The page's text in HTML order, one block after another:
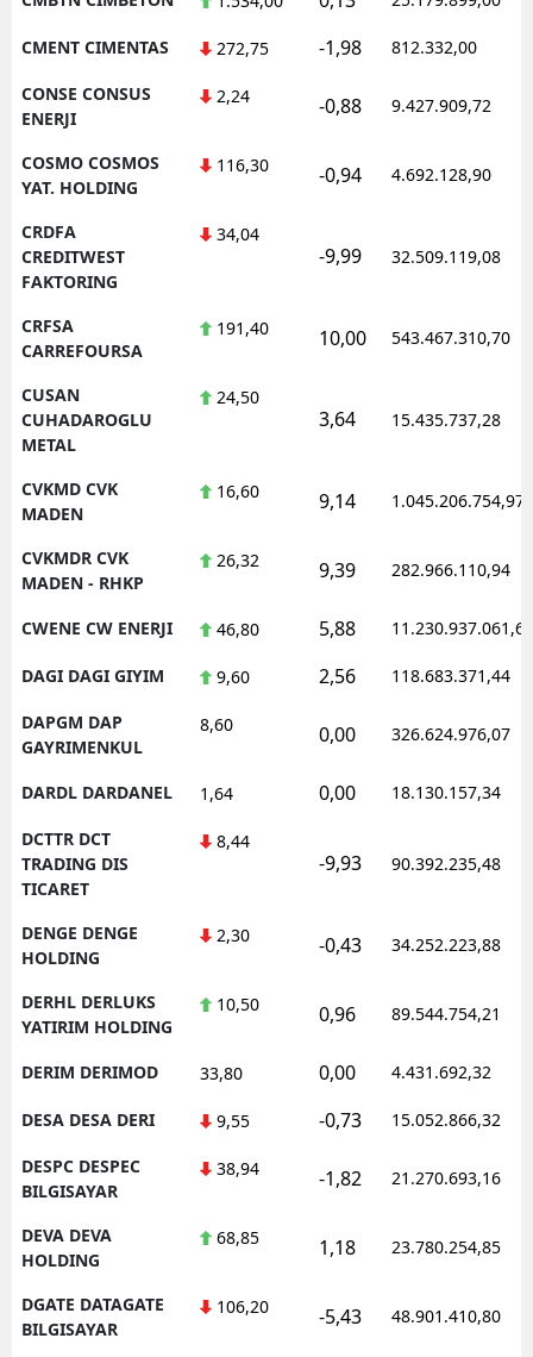
CMENT CIMENTAS 272,75 -1,98 812.332,00
CONSE CONSUS
ENERJI
2,24 -0,88 9.427.909,72
COSMO COSMOS
YAT. HOLDING
116,30 -0,94 4.692.128,90
CRDFA
CREDITWEST
FAKTORING
34,04
-9,99 32.509.119,08
CRFSA
CARREFOURSA
191,40 10,00 543.467.310,70
CUSAN
CUHADAROGLU
METAL
24,50
3,64 15.435.737,28
CVKMD CVK
MADEN
16,60 9,14 1.045.206.754,97
CVKMDR CVK
MADEN - RHKP
26,32 9,39 282.966.110,94
CWENE CW ENERJI 46,80 5,88 11.230.937.061,62
DAGI DAGI GIYIM 9,60 2,56 118.683.371,44
DAPGM DAP
GAYRIMENKUL
8,60 0,00 326.624.976,07
DARDL DARDANEL 1,64 0,00 18.130.157,34
DCTTR DCT
TRADING DIS
TICARET
8,44
-9,93 90.392.235,48
DENGE DENGE
HOLDING
2,30 -0,43 34.252.223,88
DERHL DERLUKS
YATIRIM HOLDING
10,50 0,96 89.544.754,21
DERIM DERIMOD 33,80 0,00 4.431.692,32
DESA DESA DERI 9,55 -0,73 15.052.866,32
DESPC DESPEC
BILGISAYAR
38,94 -1,82 21.270.693,16
DEVA DEVA
HOLDING
68,85 1,18 23.780.254,85
DGATE DATAGATE
BILGISAYAR
106,20 -5,43 48.901.410,80